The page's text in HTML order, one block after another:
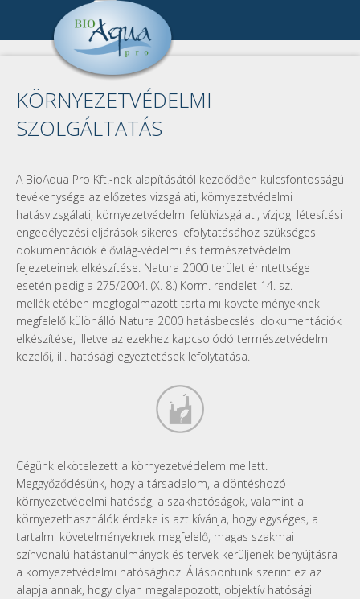
Ugrás a tartalomra
Cégünk
Cégbemutató
Munkatársak
Kapcsolat
Impresszum
Adatkezelés
Referenciák
Összes referencia
Publikációk
A keresendő kulcsszavak
Kapcsolat
KÖRNYEZETVÉDELMI
SZOLGÁLTATÁS
A BioAqua Pro Kft.-nek alapításától kezdődően kulcsfontosságú
tevékenysége az előzetes vizsgálati, környezetvédelmi
hatásvizsgálati, környezetvédelmi felülvizsgálati, vízjogi létesítési
engedélyezési eljárások sikeres lefolytatásához szükséges
dokumentációk élővilág-védelmi és természetvédelmi
fejezeteinek elkészítése. Natura 2000 terület érintettsége
esetén pedig a 275/2004. (X. 8.) Korm. rendelet 14. sz.
mellékletében megfogalmazott tartalmi követelményeknek
megfelelő különálló Natura 2000 hatásbecslési dokumentációk
elkészítése, illetve az ezekhez kapcsolódó természetvédelmi
kezelői, ill. hatósági egyeztetések lefolytatása.
gyar-ikon2.png
Cégünk elkötelezett a környezetvédelem mellett.
Meggyőződésünk, hogy a társadalom, a döntéshozó
környezetvédelmi hatóság, a szakhatóságok, valamint a
környezethasználók érdeke is azt kívánja, hogy egységes, a
tartalmi követelményeknek megfelelő, magas szakmai
színvonalú hatástanulmányok és tervek kerüljenek benyújtásra
a környezetvédelmi hatósághoz. Álláspontunk szerint ez az
alapja annak, hogy olyan megalapozott, objektív hatósági
DSC_1044.jpg
DSC_0988.jpg